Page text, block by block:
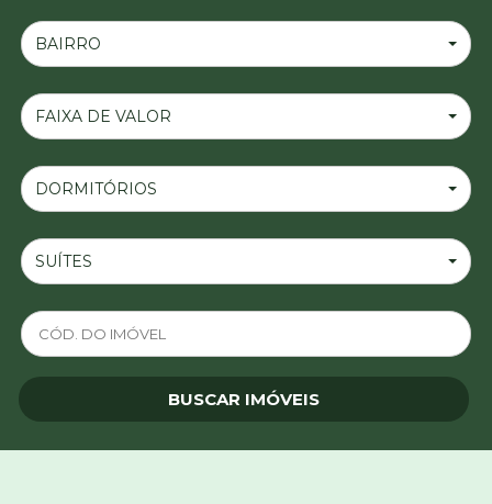
BAIRRO
FAIXA DE VALOR
DORMITÓRIOS
SUÍTES